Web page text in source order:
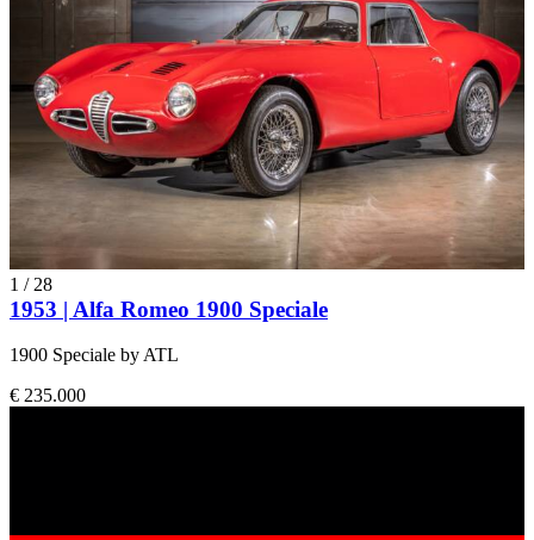
1 / 28
1953 | Alfa Romeo 1900 Speciale
1900 Speciale by ATL
€ 235.000